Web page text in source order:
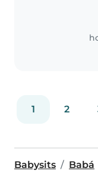
1 2
Babysits Babá